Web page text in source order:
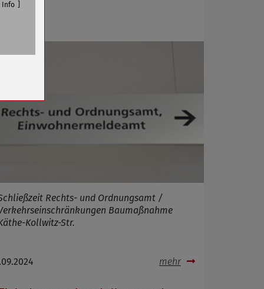
Rechts- und Ordnungsamt /
Baumaßnahme
Kollwitz-Str.
mehr
Info